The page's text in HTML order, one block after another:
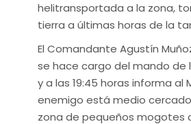
helitransportada a la zona,
tierra a últimas horas de la
El Comandante Agustín
se hace cargo del mando de
y a las 19:45 horas informa al
enemigo está medio
zona de pequeños mogotes